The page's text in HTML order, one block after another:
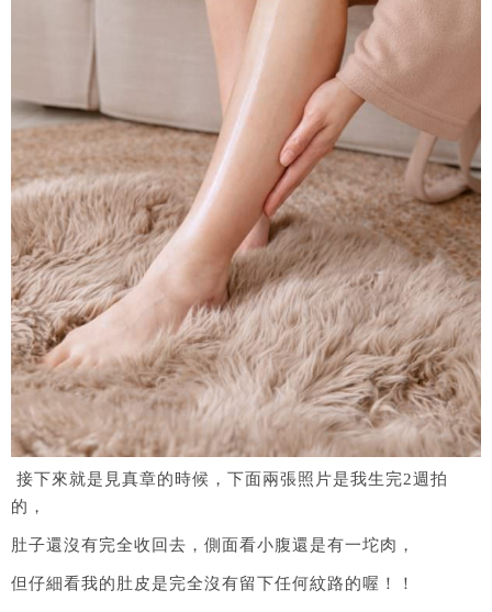
接下來就是見真章的時候，下面兩張照片是我生完2週拍
的，
肚子還沒有完全收回去，側面看小腹還是有一坨肉，
但仔細看我的肚皮是完全沒有留下任何紋路的喔！！